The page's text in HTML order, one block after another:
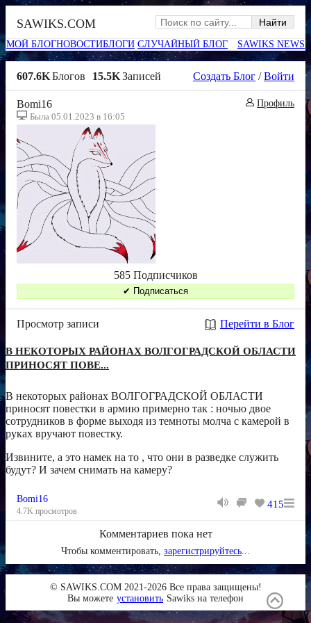
SAWIKS.COM
SAWIKS NEWS
МОЙ БЛОГНОВОСТИБЛОГИ СЛУЧАЙНЫЙ БЛОГ
607.6KБлогов 15.5KЗаписей Создать Блог /Войти
Профиль
Bomi16
Была 05.01.2023 в 16:05
585 Подписчиков
Просмотр записи Перейти в Блог
В НЕКОТОРЫХ РАЙОНАХ ВОЛГОГРАДСКОЙ ОБЛАСТИ
ПРИНОСЯТ ПОВЕ...
В некоторых районах ВОЛГОГРАДСКОЙ ОБЛАСТИ
приносят повестки в армию примерно так : ночью двое
сотрудников в форме выходя из темноты молча с камерой в
руках вручают повестку.
Извините, а это намек на то , что они в разведке служить
будут? И зачем снимать на камеру?
415
Bomi16
4.7K просмотров
Комментариев пока нет
Чтобы комментировать, зарегистрируйтесь...
© SAWIKS.COM 2021-2026 Все права защищены!
Вы можете установить Sawiks на телефон